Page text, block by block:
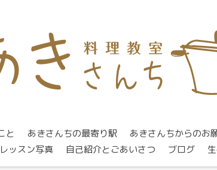
と あきさんちの最寄り駅
あきさんちからのお
レッスン写真 自己紹介とごあいさつ ブログ